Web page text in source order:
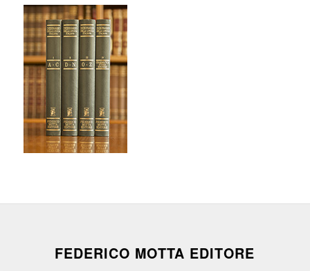
FEDERICO MOTTA EDITORE